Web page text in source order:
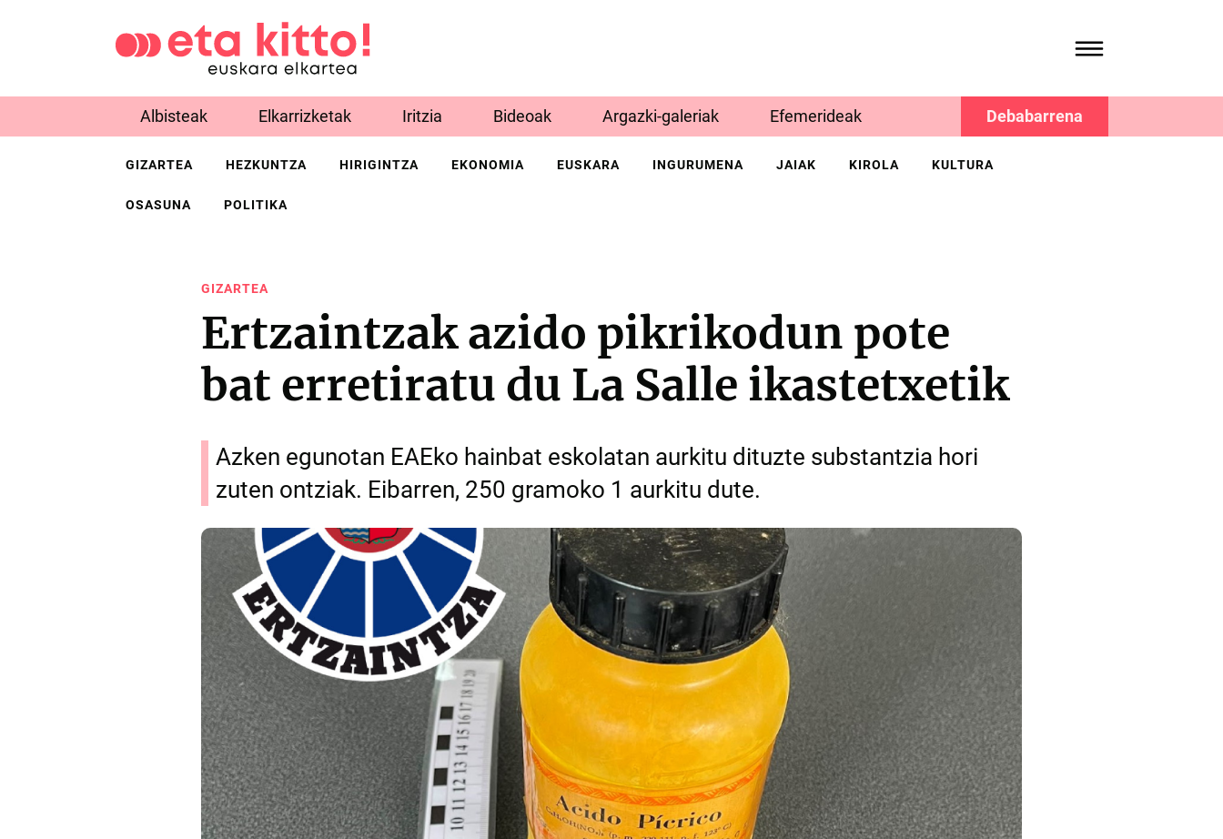
Albisteak Elkarrizketak Iritzia Bideoak Argazki-galeriak Efemerideak Debabarrena
GIZARTEA HEZKUNTZA HIRIGINTZA EKONOMIA EUSKARA INGURUMENA JAIAK KIROLA KULTURA
OSASUNA POLITIKA
GIZARTEA
Ertzaintzak azido pikrikodun pote
bat erretiratu du La Salle ikastetxetik
Azken egunotan EAEko hainbat eskolatan aurkitu dituzte substantzia hori
zuten ontziak. Eibarren, 250 gramoko 1 aurkitu dute.